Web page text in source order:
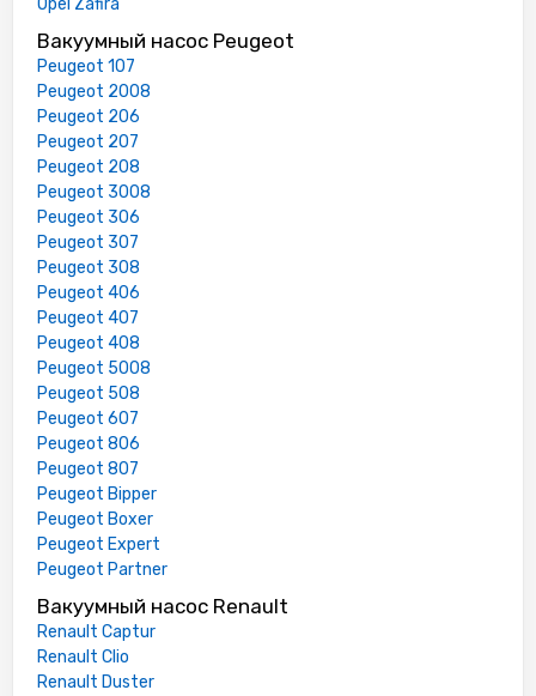
Opel Zafira
Вакуумный насос Peugeot
Peugeot 107
Peugeot 2008
Peugeot 206
Peugeot 207
Peugeot 208
Peugeot 3008
Peugeot 306
Peugeot 307
Peugeot 308
Peugeot 406
Peugeot 407
Peugeot 408
Peugeot 5008
Peugeot 508
Peugeot 607
Peugeot 806
Peugeot 807
Peugeot Bipper
Peugeot Boxer
Peugeot Expert
Peugeot Partner
Вакуумный насос Renault
Renault Captur
Renault Clio
Renault Duster